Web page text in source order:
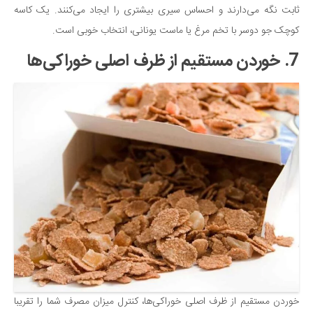
ثابت نگه می‌دارند و احساس سیری بیشتری را ایجاد می‌کنند. یک کاسه
کوچک جو دوسر با تخم مرغ یا ماست یونانی، انتخاب خوبی است.
7. خوردن مستقیم از ظرف اصلی خوراکی‌ها
خوردن مستقیم از ظرف اصلی خوراکی‌ها، کنترل میزان مصرف شما را تقریبا